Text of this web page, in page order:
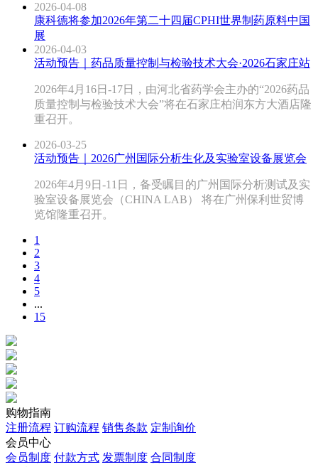
2026-04-08
康科德将参加2026年第二十四届CPHI世界制药原料中国
展
2026-04-03
活动预告｜药品质量控制与检验技术大会·2026石家庄站
2026年4月16日-17日，由河北省药学会主办的“2026药品
质量控制与检验技术大会”将在石家庄柏润东方大酒店隆
重召开。
2026-03-25
活动预告｜2026广州国际分析生化及实验室设备展览会
2026年4月9日-11日，备受瞩目的广州国际分析测试及实
验室设备展览会（CHINA LAB） 将在广州保利世贸博
览馆隆重召开。
1
2
3
4
5
...
15
购物指南
注册流程 订购流程 销售条款 定制询价
会员中心
会员制度 付款方式 发票制度 合同制度